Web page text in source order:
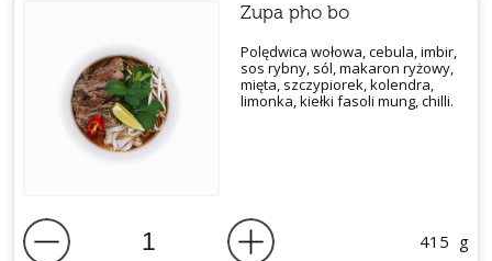
Zupa pho bo
Polędwica wołowa, cebula, imbir,
sos rybny, sól, makaron ryżowy,
mięta, szczypiorek, kolendra,
limonka, kiełki fasoli mung, chilli.
415 g